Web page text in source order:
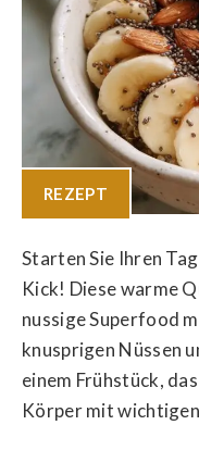
REZEPT
Starten Sie Ihren
Kick! Diese warme
nussige Superfood
knusprigen Nüssen
einem Frühstück,
Körper mit